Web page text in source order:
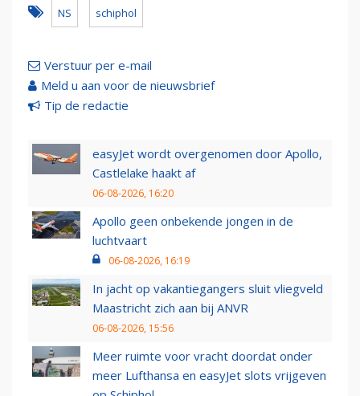
NS schiphol
Verstuur per e-mail
Meld u aan voor de nieuwsbrief
Tip de redactie
easyJet wordt overgenomen door Apollo,
Castlelake haakt af
06-08-2026, 16:20
Apollo geen onbekende jongen in de
luchtvaart
06-08-2026, 16:19
In jacht op vakantiegangers sluit vliegveld
Maastricht zich aan bij ANVR
06-08-2026, 15:56
Meer ruimte voor vracht doordat onder
meer Lufthansa en easyJet slots vrijgeven